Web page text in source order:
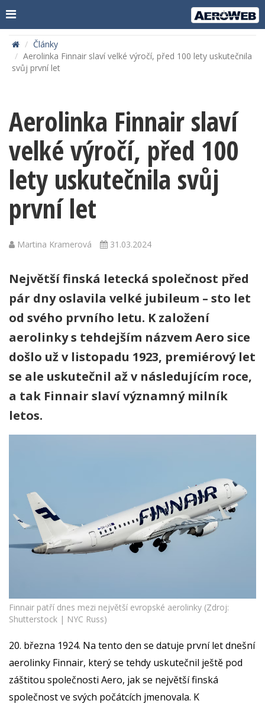
Články
Aerolinka Finnair slaví velké výročí, před 100 lety uskutečnila
svůj první let
Aerolinka Finnair slaví
velké výročí, před 100
lety uskutečnila svůj
první let
Martina Kramerová 31.03.2024
Největší finská letecká společnost před
pár dny oslavila velké jubileum – sto let
od svého prvního letu. K založení
aerolinky s tehdejším názvem Aero sice
došlo už v listopadu 1923, premiérový let
se ale uskutečnil až v následujícím roce,
a tak Finnair slaví významný milník
letos.
Finnair patří dnes mezi největší evropské aerolinky (Zdroj:
Shutterstock | NYC Russ)
20. března 1924. Na tento den se datuje první let dnešní
aerolinky Finnair, který se tehdy uskutečnil ještě pod
záštitou společnosti Aero, jak se největší finská
společnost ve svých počátcích jmenovala. K